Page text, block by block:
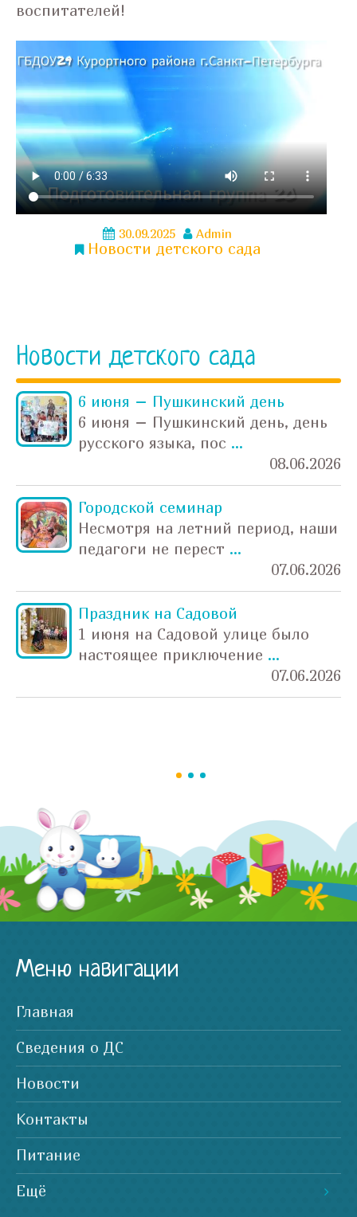
Новости детского сада
6 июня – Пушкинский день
6 июня – Пушкинский день, день
русского языка, пос ...
08.06.2026
Городской семинар
Несмотря на летний период, наши
педагоги не перест ...
07.06.2026
Праздник на Садовой
1 июня на Садовой улице было
настоящее приключение ...
07.06.2026
воспитателей!
30.09.2025 Admin
Новости детского сада
Меню навигации
Главная
Сведения о ДС
Новости
Контакты
Питание
Ещё